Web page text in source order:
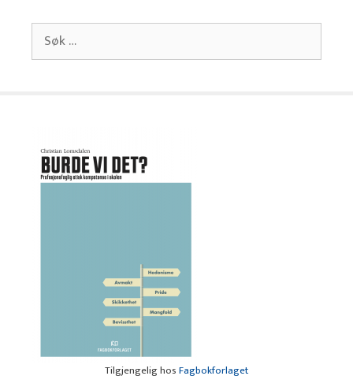
Søk
etter:
Tilgjengelig hosFagbokforlaget